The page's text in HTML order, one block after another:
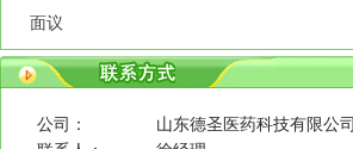
面议
公司：
山东德圣医药科技有限公司